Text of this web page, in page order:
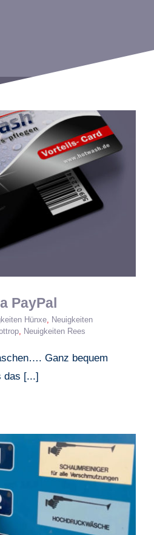
PayPal
Hünxe Neuigkeiten
Neuigkeiten Rees
Ganz bequem
das [...]